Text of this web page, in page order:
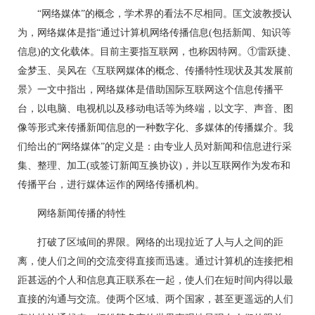
“网络媒体”的概念，学术界的看法不尽相同。匡文波教授认
为，网络媒体是指“通过计算机网络传播信息(包括新闻、知识等
信息)的文化载体。目前主要指互联网，也称因特网。①雷跃捷、
金梦玉、吴风在《互联网媒体的概念、传播特性现状及其发展前
景》一文中指出，网络媒体是借助国际互联网这个信息传播平
台，以电脑、电视机以及移动电话等为终端，以文字、声音、图
像等形式来传播新闻信息的一种数字化、多媒体的传播媒介。我
们给出的“网络媒体”的定义是：由专业人员对新闻和信息进行采
集、整理、加工(或签订新闻互换协议)，并以互联网作为发布和
传播平台，进行媒体运作的网络传播机构。
网络新闻传播的特性
打破了区域间的界限。网络的出现拉近了人与人之间的距
离，使人们之间的交流变得直接而迅速。通过计算机的连接把相
距甚远的个人和信息真正联系在一起，使人们在短时间内得以最
直接的沟通与交流。使两个区域、两个国家，甚至更遥远的人们